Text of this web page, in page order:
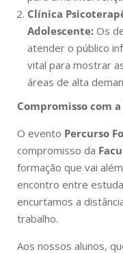
Clínica
Adolescente: Os
atender o público
vital para mostrar
áreas de alta
Compromisso com
O evento Percurso
compromisso da
formação que vai
encontro entre
encurtamos a
trabalho.
Aos nossos alunos,